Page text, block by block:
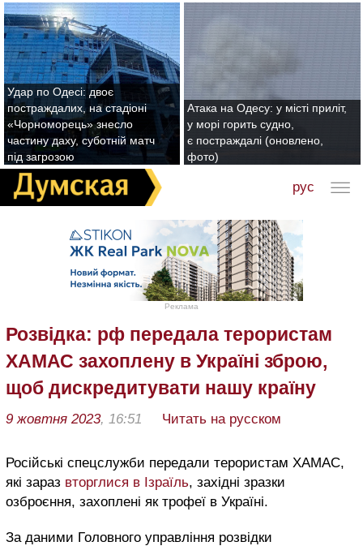
Удар по Одесі: двоє
постраждалих, на стадіоні
«Чорноморець» знесло
частину даху, суботній матч
під загрозою
Атака на Одесу: у місті приліт,
у морі горить судно,
є постраждалі (оновлено,
фото)
рус
Реклама
Розвідка: рф передала терористам
ХАМАС захоплену в Україні зброю,
щоб дискредитувати нашу країну
9 жовтня 2023, 16:51 Читать на русском
Російські спецслужби передали терористам ХАМАС,
які зараз вторглися в Ізраїль, західні зразки
озброєння, захоплені як трофеї в Україні.
За даними Головного управління розвідки